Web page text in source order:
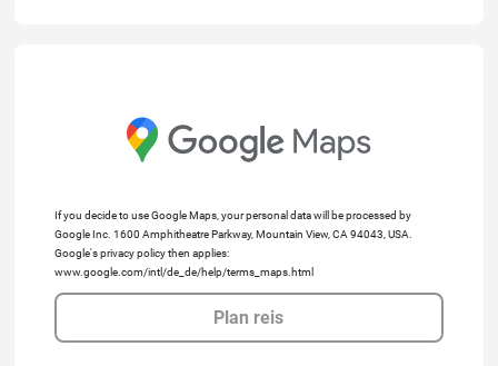
If you decide to use Google Maps, your personal data will be processed by
Google Inc. 1600 Amphitheatre Parkway, Mountain View, CA 94043, USA.
Google's privacy policy then applies:
www.google.com/intl/de_de/help/terms_maps.html
Plan reis